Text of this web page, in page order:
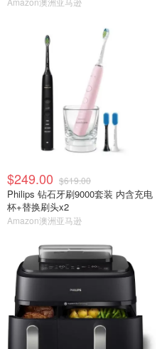
$249.00 $619.00
Philips 钻石牙刷9000套装 内含充电
杯+替换刷头x2
Amazon澳洲亚马逊